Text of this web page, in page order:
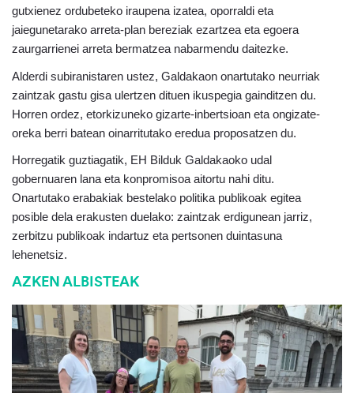
gutxienez ordubeteko iraupena izatea, oporraldi eta
jaiegunetarako arreta-plan bereziak ezartzea eta egoera
zaurgarrienei arreta bermatzea nabarmendu daitezke.
Alderdi subiranistaren ustez, Galdakaon onartutako neurriak
zaintzak gastu gisa ulertzen dituen ikuspegia gainditzen du.
Horren ordez, etorkizuneko gizarte-inbertsioan eta ongizate-
oreka berri batean oinarritutako eredua proposatzen du.
Horregatik guztiagatik, EH Bilduk Galdakaoko udal
gobernuaren lana eta konpromisoa aitortu nahi ditu.
Onartutako erabakiak bestelako politika publikoak egitea
posible dela erakusten duelako: zaintzak erdigunean jarriz,
zerbitzu publikoak indartuz eta pertsonen duintasuna
lehenetsiz.
AZKEN ALBISTEAK